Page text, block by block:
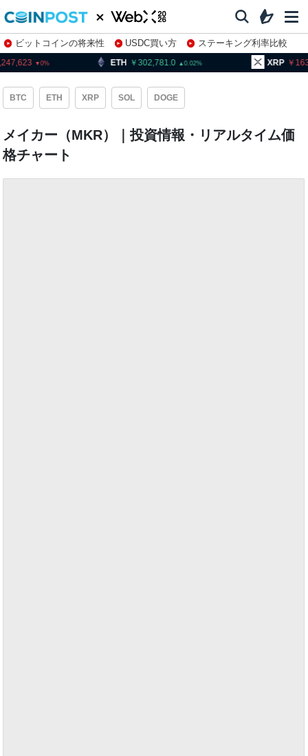
ビットコインの将来性 USDC買い方
ステーキング利率比較
株特集・関連銘柄
ETH 0.02 XRP 0.44
BTC ETH XRP SOL DOGE
メイカー（MKR）｜投資情報・リアルタイム価
格チャート